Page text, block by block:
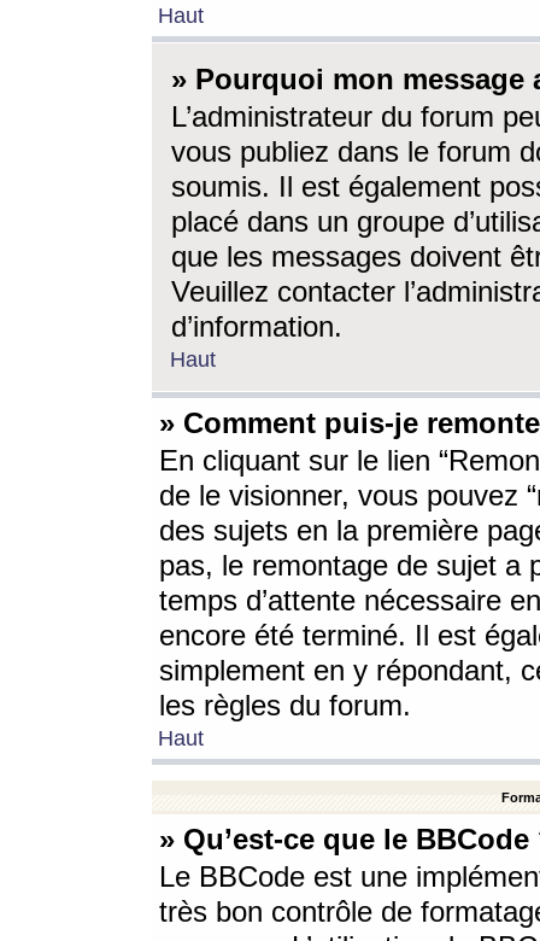
Haut
» Pourquoi mon message
L’administrateur du forum
vous publiez dans le forum
soumis. Il est également
placé dans un groupe
que les messages doivent
Veuillez contacter
d’information.
Haut
» Comment puis-je
En cliquant sur le lien
de le visionner, vous pouvez
des sujets en la première
pas, le remontage de sujet a
temps d’attente nécessaire
encore été terminé. Il est
simplement en y répondant,
les règles du forum.
Haut
» Qu’est-ce que le BBCode
Le BBCode est une
très bon contrôle de